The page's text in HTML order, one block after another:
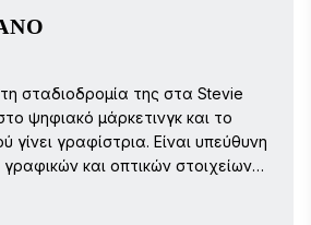
σταδιοδρομία της στα Stevie
ψηφιακό μάρκετινγκ και το
γίνει γραφίστρια. Είναι υπεύθυνη
γραφικών και οπτικών στοιχείων
και το πρόγραμμα των